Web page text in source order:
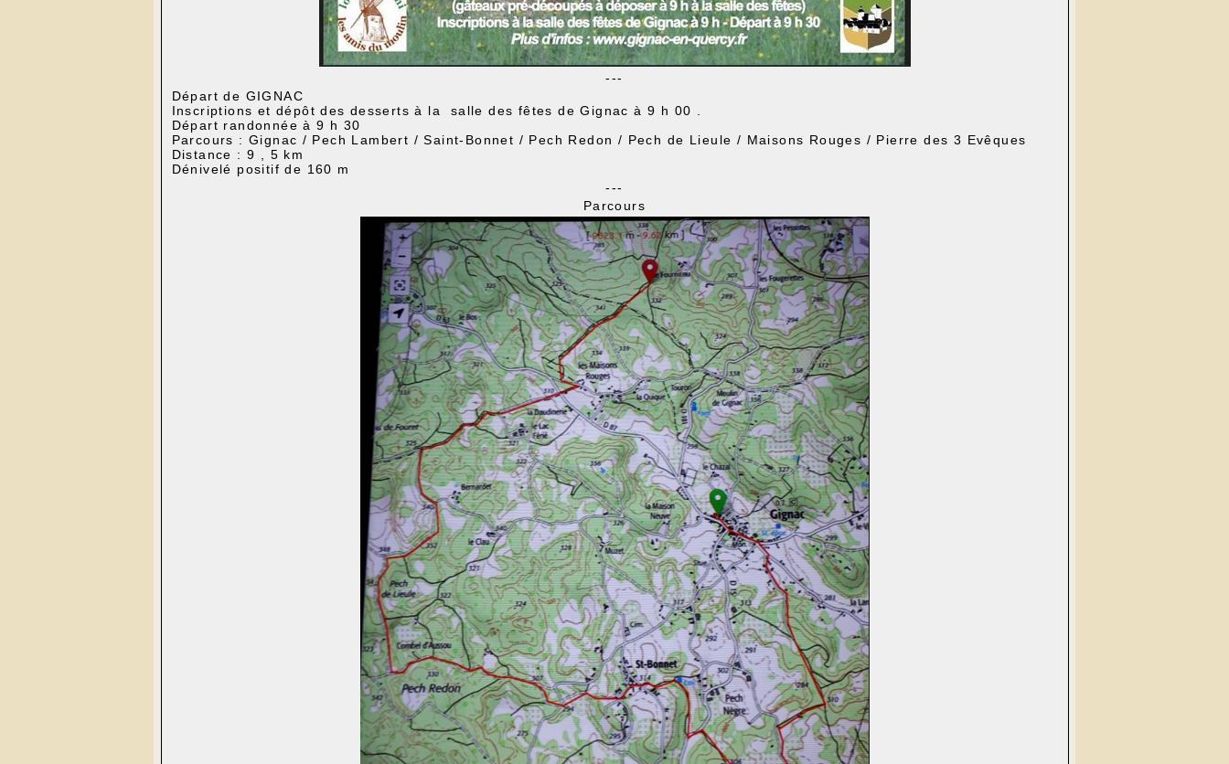
---
Départ de GIGNAC
Inscriptions et dépôt des desserts à la salle des fêtes de Gignac à 9 h 00 .
Départ randonnée à 9 h 30
Parcours : Gignac / Pech Lambert / Saint-Bonnet / Pech Redon / Pech de Lieule / Maisons Rouges / Pierre des 3 Evêques
Distance : 9 , 5 km
Dénivelé positif de 160 m
---
Parcours